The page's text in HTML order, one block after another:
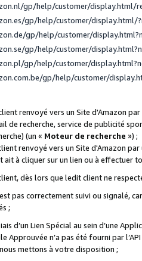
gp/help/customer/display.html/
gp/help/customer/display.html/
gp/help/customer/
gp/help/customer/
gp/help/customer/
gp/help/customer/
renvoyé vers un Site d'Amazon
de recherche, service de publicité
(un « Moteur de recherche ») ;
renvoyé vers un Site d'Amazon
ait à cliquer sur un lien ou à
dès lors que ledit client ne
pas correctement suivi ou signalé,
;
d’un Lien Spécial au sein d’une
Approuvée n’a pas été fourni par
mettons à votre disposition ;